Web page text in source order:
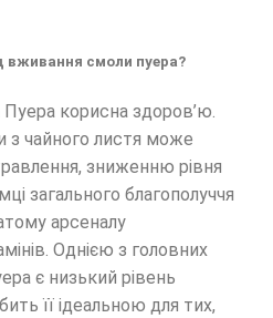
вживання смоли пуера?
корисна здоров’ю.
з чайного листя може
зниженню рівня
загального благополуччя
арсеналу
Однією з головних
є низький рівень
її ідеальною для тих,